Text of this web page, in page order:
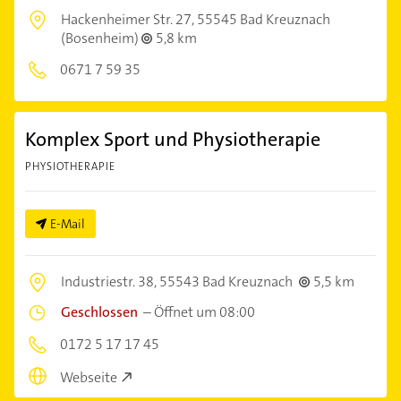
Hackenheimer Str. 27,55545 Bad Kreuznach
(Bosenheim)
5,8 km
0671 7 59 35
Komplex Sport und Physiotherapie
PHYSIOTHERAPIE
E-Mail
Industriestr. 38,55543 Bad Kreuznach
5,5 km
Geschlossen –Öffnet um 08:00
0172 5 17 17 45
Webseite